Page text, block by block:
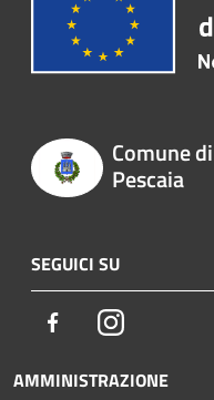
Comune
Pescaia
SEGUICI SU
FacebookInstagram
AMMINISTRAZIONE